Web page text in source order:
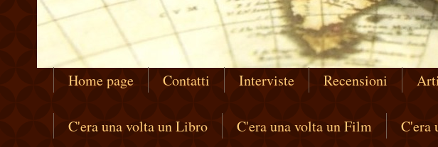
Home page Contatti Interviste Recensioni
C'era una volta un Libro C'era una volta un Film C'era